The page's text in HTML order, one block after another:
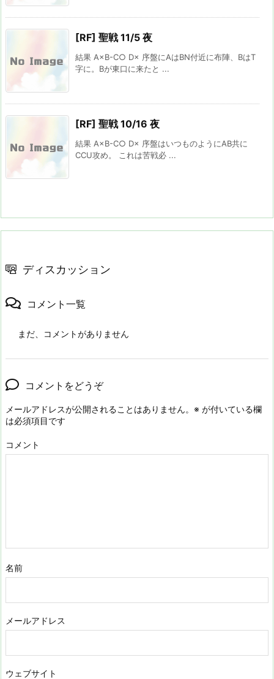
[RF] 聖戦 11/5 夜
結果 A×B-C○ D× 序盤にAはBN付近に布陣、BはT
字に。Bが東口に来たと ...
[RF] 聖戦 10/16 夜
結果 A×B-C○ D× 序盤はいつものようにAB共に
CCU攻め。 これは苦戦必 ...
ディスカッション
コメント一覧
まだ、コメントがありません
コメントをどうぞ
メールアドレスが公開されることはありません。 ※ が付いている欄
は必須項目です
コメント
名前
メールアドレス
ウェブサイト